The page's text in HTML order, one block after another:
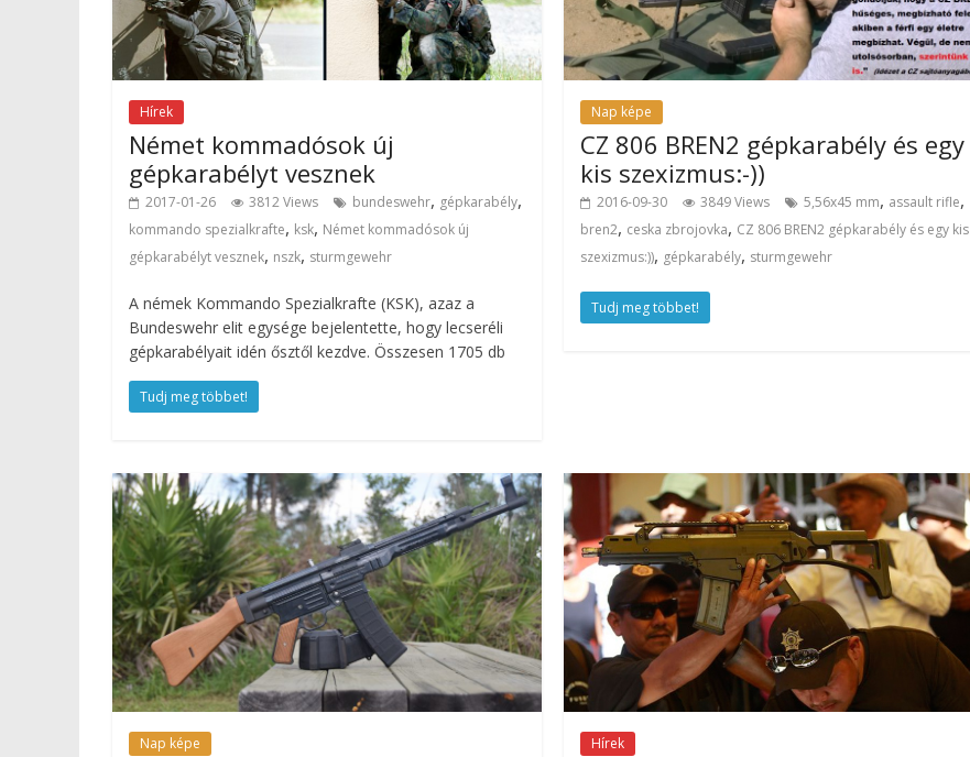
Hírek
Német kommadósok új
gépkarabélyt vesznek
2017-01-26 3812 Views bundeswehr, gépkarabély,
kommando spezialkrafte, ksk, Német kommadósok új
gépkarabélyt vesznek, nszk, sturmgewehr
A némek Kommando Spezialkrafte (KSK), azaz a
Bundeswehr elit egysége bejelentette, hogy lecseréli
gépkarabélyait idén ősztől kezdve. Összesen 1705 db
Tudj meg többet!
Nap képe
CZ 806 BREN2 gépkarabély és egy
kis szexizmus:-))
2016-09-30 3849 Views 5,56x45 mm, assault rifle,
bren2, ceska zbrojovka, CZ 806 BREN2 gépkarabély és egy kis
szexizmus:)), gépkarabély, sturmgewehr
Tudj meg többet!
Nap képe Hírek